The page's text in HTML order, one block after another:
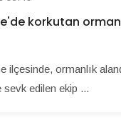
korkutan orman
ilçesinde, ormanlık
sevk edilen ekip ...